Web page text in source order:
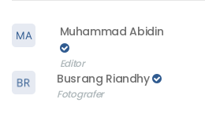
Muhammad Abidin
Editor
Busrang Riandhy